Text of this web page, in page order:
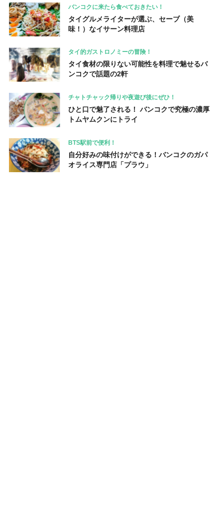
バンコクに来たら食べておきたい！
タイグルメライターが選ぶ、セーブ（美
味！）なイサーン料理店
タイ的ガストロノミーの冒険！
タイ食材の限りない可能性を料理で魅せるバ
ンコクで話題の2軒
チャトチャック帰りや夜遊び後にぜひ！
ひと口で魅了される！ バンコクで究極の濃厚
トムヤムクンにトライ
BTS駅前で便利！
自分好みの味付けができる！バンコクのガパ
オライス専門店「プラウ」